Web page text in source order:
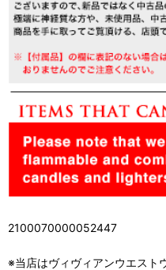
2100070000052447
※当店はヴィヴィアンウエスト